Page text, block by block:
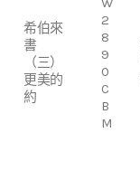
希伯來
書
（三）
更美的
約
2
8
9
0
C
B
M